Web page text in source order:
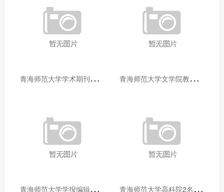
青
海师范大学学术期刊两个专栏入选2025年青海省期刊重点专栏 青
海师范大学文学院教师赴山东省相关高校和学术机构交流学习
青
海师范大学学报编辑部赴大通县城关镇上毛佰胜村开展帮扶慰问活动 青
海师范大学高科院2名专家当选中国科学院院士